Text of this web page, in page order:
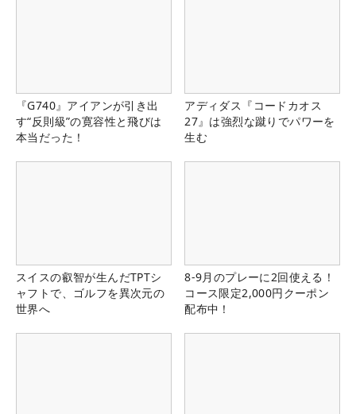
『G740』アイアンが引き出
す“反則級”の寛容性と飛びは
本当だった！
アディダス『コードカオス
27』は強烈な蹴りでパワーを
生む
スイスの叡智が生んだTPTシ
ャフトで、ゴルフを異次元の
世界へ
8-9月のプレーに2回使える！
コース限定2,000円クーポン
配布中！